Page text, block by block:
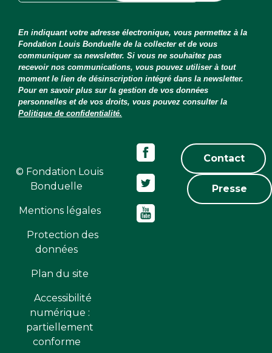
En indiquant votre adresse électronique, vous permettez à la
Fondation Louis Bonduelle de la collecter et de vous
communiquer sa newsletter. Si vous ne souhaitez pas
recevoir nos communications, vous pouvez utiliser à tout
moment le lien de désinscription intégré dans la newsletter.
Pour en savoir plus sur la gestion de vos données
personnelles et de vos droits, vous pouvez consulter la
Politique de confidentialité.
© Fondation Louis
Bonduelle
Mentions légales
Protection des
données
Plan du site
Accessibilité
numérique :
partiellement
conforme
Contact
Presse